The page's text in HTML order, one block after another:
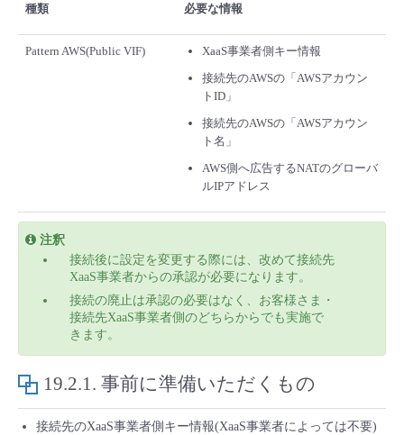
- Flexible InterConnect
- Flexible Remote Access
- vUTM2
- リモートワーク
- ITインフラストラクチャー
種類 必要な情報
Pattern AWS(Public VIF)
XaaS事業者側キー情報
接続先のAWSの「AWSアカウン
トID」
接続先のAWSの「AWSアカウン
ト名」
AWS側へ広告するNATのグローバ
ルIPアドレス
注釈
接続後に設定を変更する際には、改めて接続先
XaaS事業者からの承認が必要になります。
接続の廃止は承認の必要はなく、お客様さま・
接続先XaaS事業者側のどちらからでも実施で
きます。
19.2.1. 事前に準備いただくもの
接続先のXaaS事業者側キー情報(XaaS事業者によっては不要)